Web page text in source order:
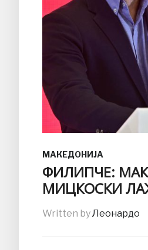
МАКЕДОНИЈА
ФИЛИПЧЕ:
МИЦКОСКИ
Written byЛеонардо